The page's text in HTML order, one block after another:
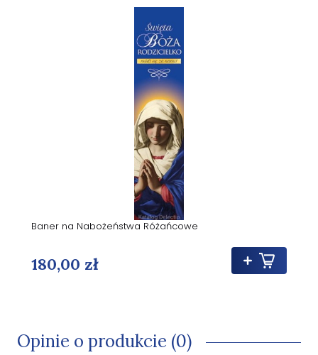
Baner na Nabożeństwa Różańcowe
180,00 zł
Opinie o produkcie (0)